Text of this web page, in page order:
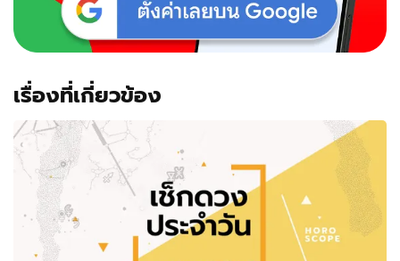
เรื่องที่เกี่ยวข้อง